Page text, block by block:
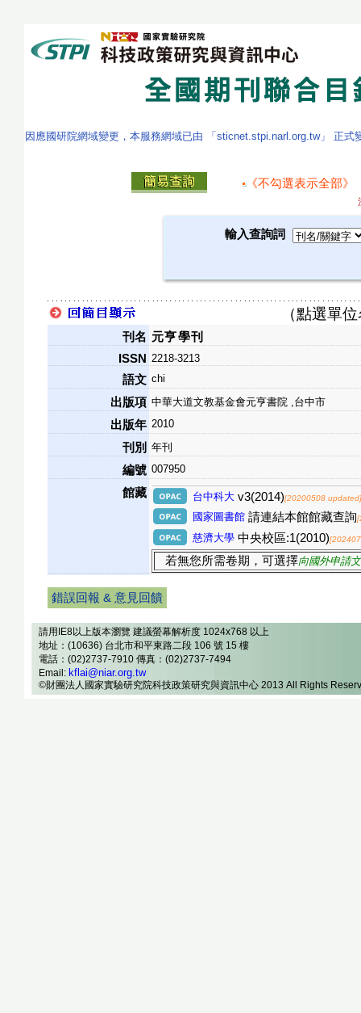
因應國研院網域變更，本服務網域已由 「sticnet.stpi.narl.org.tw」 正
《不勾選表示全部》
輸入查詢詞
（點選單
刊名 元亨學刊
ISSN 2218-3213
語文 chi
出版項 中華大道文教基金會元亨書院 ,台中市
出版年 2010
刊別 年刊
編號 007950
館藏 台中科大 v3(2014)[20200508 updated]
國家圖書館 請連結本館館藏查詢
慈濟大學 中央校區:1(2010)
若無您所需卷期，可選擇向國外申請
錯誤回報 & 意見回饋
請用IE8以上版本瀏覽 建議螢幕解析度 1024x768 以上
地址：(10636) 台北市和平東路二段 106 號 15 樓
電話：(02)2737-7910 傳真：(02)2737-7494
Email: kflai@niar.org.tw
©財團法人國家實驗研究院科技政策研究與資訊中心 2013 All Rights